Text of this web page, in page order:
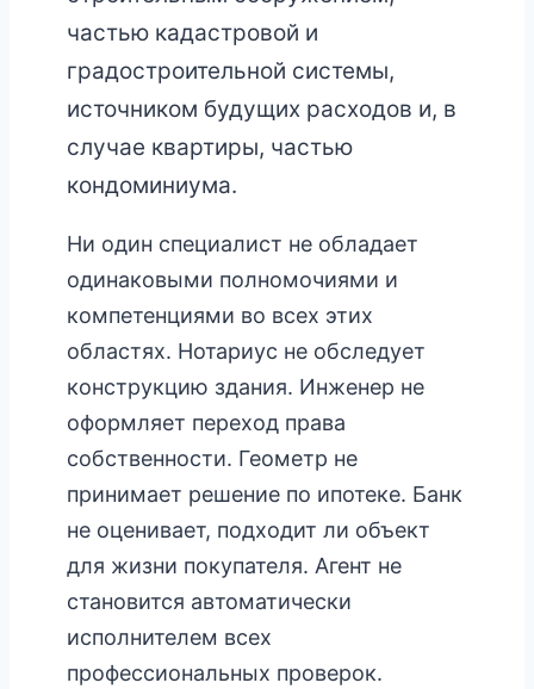
частью кадастровой и
градостроительной системы,
источником будущих расходов и, в
случае квартиры, частью
кондоминиума.
Ни один специалист не обладает
одинаковыми полномочиями и
компетенциями во всех этих
областях. Нотариус не обследует
конструкцию здания. Инженер не
оформляет переход права
собственности. Геометр не
принимает решение по ипотеке. Банк
не оценивает, подходит ли объект
для жизни покупателя. Агент не
становится автоматически
исполнителем всех
профессиональных проверок.